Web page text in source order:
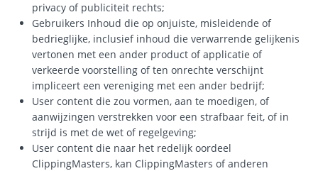
privacy of publiciteit rechts;
Gebruikers Inhoud die op onjuiste, misleidende of
bedrieglijke, inclusief inhoud die verwarrende gelijkenis
vertonen met een ander product of applicatie of
verkeerde voorstelling of ten onrechte verschijnt
impliceert een vereniging met een ander bedrijf;
User content die zou vormen, aan te moedigen, of
aanwijzingen verstrekken voor een strafbaar feit, of in
strijd is met de wet of regelgeving;
User content die naar het redelijk oordeel
ClippingMasters, kan ClippingMasters of anderen